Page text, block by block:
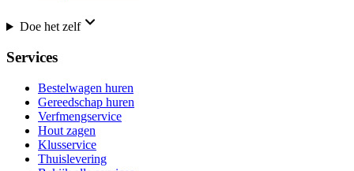
Doe het zelf
Services
Bestelwagen huren
Gereedschap huren
Verfmengservice
Hout zagen
Klusservice
Thuislevering